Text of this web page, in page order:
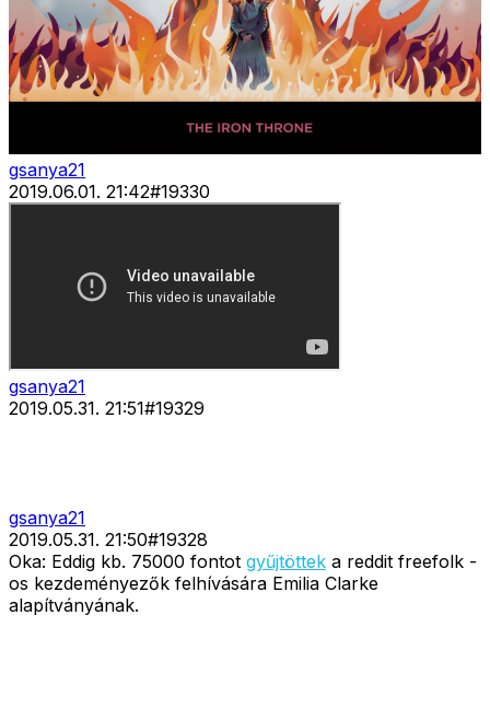
gsanya21
2019.06.01. 21:42#19330
gsanya21
2019.05.31. 21:51#19329
gsanya21
2019.05.31. 21:50#19328
Oka: Eddig kb. 75000 fontot gyűjtöttek a reddit freefolk -
os kezdeményezők felhívására Emilia Clarke
alapítványának.